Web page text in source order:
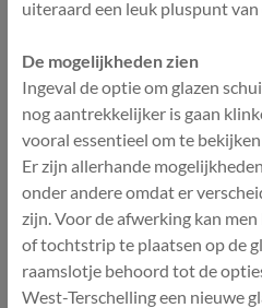
uiteraard een leuk pluspunt van
De mogelijkheden zien
Ingeval de optie om glazen
nog aantrekkelijker is gaan
vooral essentieel om te
Er zijn allerhande
onder andere omdat er
zijn. Voor de afwerking kan
of tochtstrip te plaatsen op de
raamslotje behoord tot de
West-Terschelling een nieuwe